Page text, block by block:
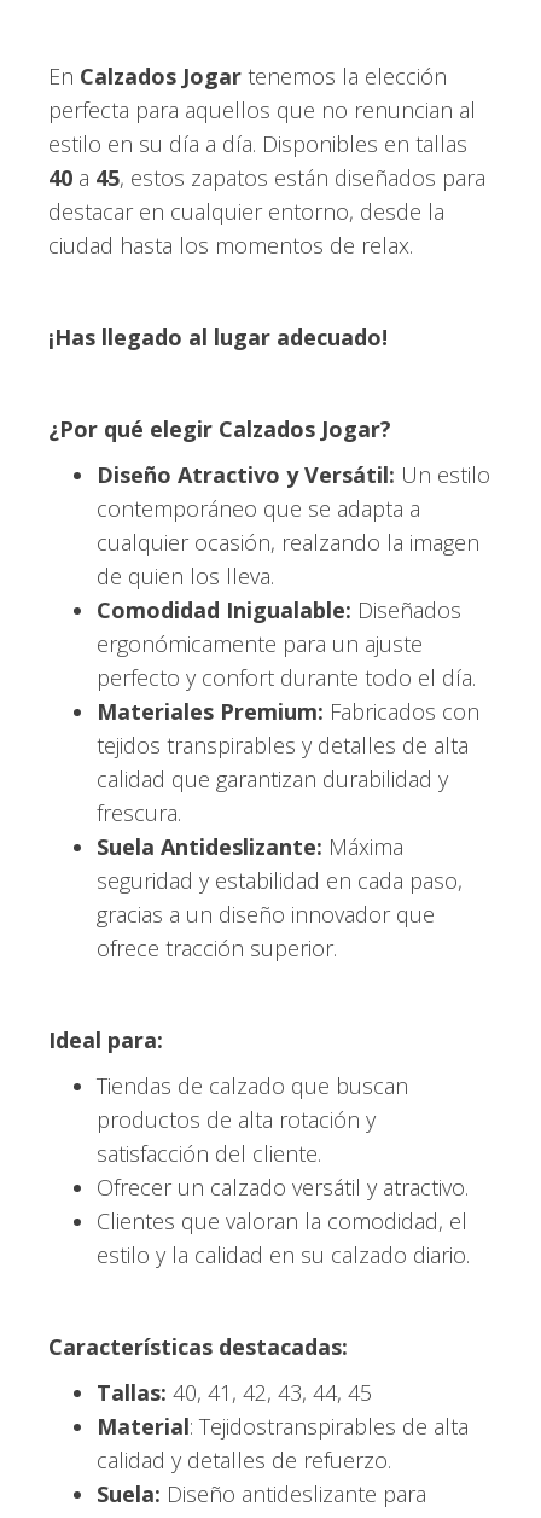
En Calzados Jogar tenemos la elección
perfecta para aquellos que no renuncian al
estilo en su día a día. Disponibles en tallas
40 a 45, estos zapatos están diseñados para
destacar en cualquier entorno, desde la
ciudad hasta los momentos de relax.
¡Has llegado al lugar adecuado!
¿Por qué elegir Calzados Jogar?
Diseño Atractivo y Versátil: Un estilo
contemporáneo que se adapta a
cualquier ocasión, realzando la imagen
de quien los lleva.
Comodidad Inigualable: Diseñados
ergonómicamente para un ajuste
perfecto y confort durante todo el día.
Materiales Premium: Fabricados con
tejidos transpirables y detalles de alta
calidad que garantizan durabilidad y
frescura.
Suela Antideslizante: Máxima
seguridad y estabilidad en cada paso,
gracias a un diseño innovador que
ofrece tracción superior.
Ideal para:
Tiendas de calzado que buscan
productos de alta rotación y
satisfacción del cliente.
Ofrecer un calzado versátil y atractivo.
Clientes que valoran la comodidad, el
estilo y la calidad en su calzado diario.
Características destacadas:
Tallas: 40, 41, 42, 43, 44, 45
Material: Tejidostranspirables de alta
calidad y detalles de refuerzo.
Suela: Diseño antideslizante para